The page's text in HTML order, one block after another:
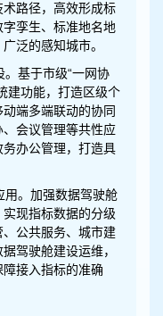
路径，高效形成标
孪生、标准地名地
泛的感知城市。
。基于市级“一网协
建功能，打造区级个
端多端联动的协同
会议管理等共性应
办公管理，打造具
用。加强数据驾驶舱
现指标数据的分级
公共服务、城市建
驾驶舱建设运维，
接入指标的准确